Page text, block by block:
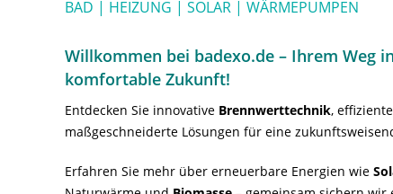
BAD | HEIZUNG | SOLAR | WÄRMEPUMPEN
Willkommen bei badexo.de – Ihrem Weg
komfortable Zukunft!
Entdecken Sie innovative Brennwerttechnik, effiziente
maßgeschneiderte Lösungen für eine
Erfahren Sie mehr über erneuerbare Energien wie